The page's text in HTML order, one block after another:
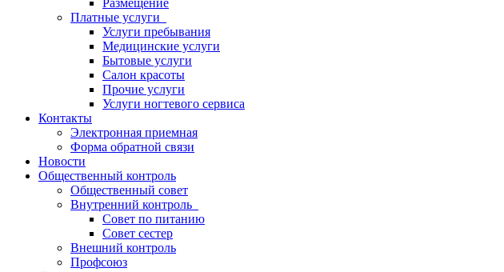
Размещение
Платные услуги
Услуги пребывания
Медицинские услуги
Бытовые услуги
Салон красоты
Прочие услуги
Услуги ногтевого сервиса
Контакты
Электронная приемная
Форма обратной связи
Новости
Общественный контроль
Общественный совет
Внутренний контроль
Совет по питанию
Совет сестер
Внешний контроль
Профсоюз